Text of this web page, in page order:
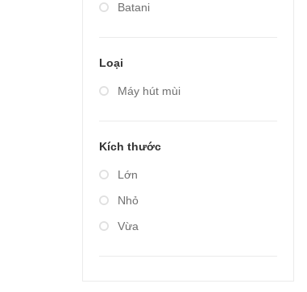
Batani
Loại
Máy hút mùi
Kích thước
Lớn
Nhỏ
Vừa